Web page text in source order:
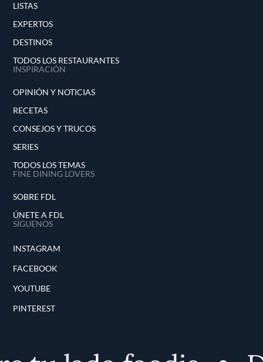
LISTAS
EXPERTOS
DESTINOS
TODOS LOS RESTAURANTES
INSPIRACIÓN
OPINIÓN Y NOTICIAS
RECETAS
CONSEJOS Y TRUCOS
SERIES
TODOS LOS TEMAS
FINE DINING LOVERS
SOBRE FDL
ÚNETE A FDL
SÍGUENOS
INSTAGRAM
FACEBOOK
YOUTUBE
PINTEREST